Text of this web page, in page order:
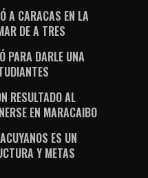
A CARACAS EN LA
DE A TRES
PARA DARLE UNA
RESULTADO AL
EN MARACAIBO
ES UN
Y METAS